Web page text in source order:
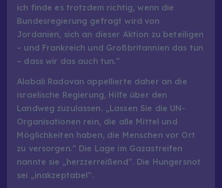
ich finde es trotzdem richtig, wenn die
Bundesregierung gefragt wird von
Jordanien, sich an dieser Aktion zu beteiligen
– und Frankreich und Großbritannien das tun
– dass wir das auch tun.“
Alabali Radovan appellierte daher an die
israelische Regierung, Hilfe über den
Landweg zuzulassen. „Lassen Sie die UN-
Organisationen rein, die alle Mittel und
Möglichkeiten haben, die Menschen vor Ort
zu versorgen.“ Die Lage im Gazastreifen
nannte sie „herzzerreißend“. Die Hungersnot
sei „inakzeptabel“.